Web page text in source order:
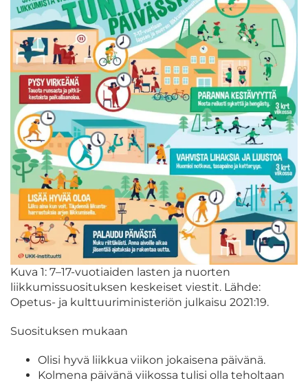
Kuva 1: 7–17-vuotiaiden lasten ja nuorten
liikkumissuosituksen keskeiset viestit. Lähde:
Opetus- ja kulttuuriministeriön julkaisu 2021:19.
Suosituksen mukaan
Olisi hyvä liikkua viikon jokaisena päivänä.
Kolmena päivänä viikossa tulisi olla teholtaan